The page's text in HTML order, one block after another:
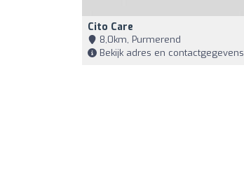
Cito Care
8,0km, Purmerend
Bekijk adres en contactgegevens